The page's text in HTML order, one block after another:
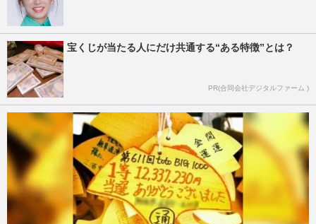
宝くじが当たる人にだけ共通する“ある特徴”とは？
PR(合同会社デジタルファーム )